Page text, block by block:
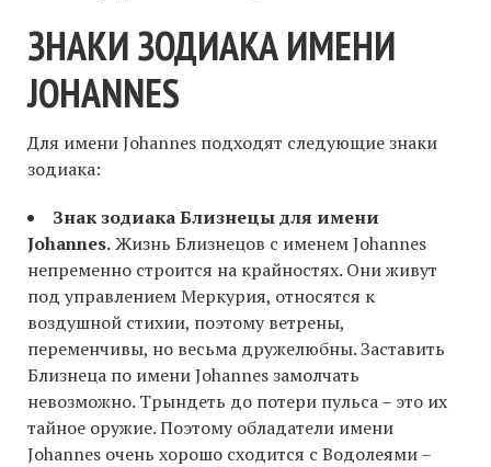
ЗНАКИ ЗОДИАКА ИМЕНИ
JOHANNES
Для имени Johannes подходят следующие знаки
зодиака:
Знак зодиака Близнецы для имени
Johannes.Жизнь Близнецов с именем Johannes
непременно строится на крайностях. Они живут
под управлением Меркурия, относятся к
воздушной стихии, поэтому ветрены,
переменчивы, но весьма дружелюбны. Заставить
Близнеца по имени Johannes замолчать
невозможно. Трындеть до потери пульса – это их
тайное оружие. Поэтому обладатели имени
Johannes очень хорошо сходится с Водолеями –